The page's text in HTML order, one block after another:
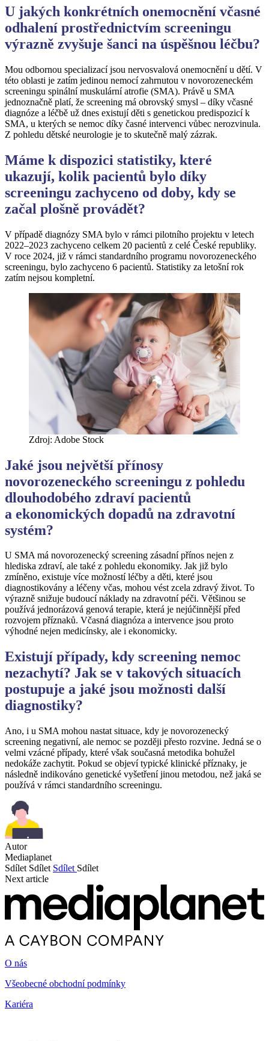
U jakých konkrétních onemocnění včasné
odhalení prostřednictvím screeningu
výrazně zvyšuje šanci na úspěšnou léčbu?
Mou odbornou specializací jsou nervosvalová onemocnění u dětí. V
této oblasti je zatím jedinou nemocí zahrnutou v novorozeneckém
screeningu spinální muskulární atrofie (SMA). Právě u SMA
jednoznačně platí, že screening má obrovský smysl – díky včasné
diagnóze a léčbě už dnes existují děti s genetickou predispozicí k
SMA, u kterých se nemoc díky časné intervenci vůbec nerozvinula.
Z pohledu dětské neurologie je to skutečně malý zázrak.
Máme k dispozici statistiky, které
ukazují, kolik pacientů bylo díky
screeningu zachyceno od doby, kdy se
začal plošně provádět?
V případě diagnózy SMA bylo v rámci pilotního projektu v letech
2022–2023 zachyceno celkem 20 pacientů z celé České republiky.
V roce 2024, již v rámci standardního programu novorozeneckého
screeningu, bylo zachyceno 6 pacientů. Statistiky za letošní rok
zatím nejsou kompletní.
Zdroj: Adobe Stock
Jaké jsou největší přínosy
novorozeneckého screeningu z pohledu
dlouhodobého zdraví pacientů
a ekonomických dopadů na zdravotní
systém?
U SMA má novorozenecký screening zásadní přínos nejen z
hlediska zdraví, ale také z pohledu ekonomiky. Jak již bylo
zmíněno, existuje více možností léčby a děti, které jsou
diagnostikovány a léčeny včas, mohou vést zcela zdravý život. To
výrazně snižuje budoucí náklady na zdravotní péči. Většinou se
používá jednorázová genová terapie, která je nejúčinnější před
rozvojem příznaků. Včasná diagnóza a intervence jsou proto
výhodné nejen medicínsky, ale i ekonomicky.
Existují případy, kdy screening nemoc
nezachytí? Jak se v takových situacích
postupuje a jaké jsou možnosti další
diagnostiky?
Ano, i u SMA mohou nastat situace, kdy je novorozenecký
screening negativní, ale nemoc se později přesto rozvine. Jedná se o
velmi vzácné případy, které však současná metodika bohužel
nedokáže zachytit. Pokud se objeví typické klinické příznaky, je
následně indikováno genetické vyšetření jinou metodou, než jaká se
používá v rámci standardního screeningu.
Autor
Mediaplanet
Sdílet Sdílet Sdílet Sdílet
Next article
O nás
Všeobecné obchodní podmínky
Kariéra